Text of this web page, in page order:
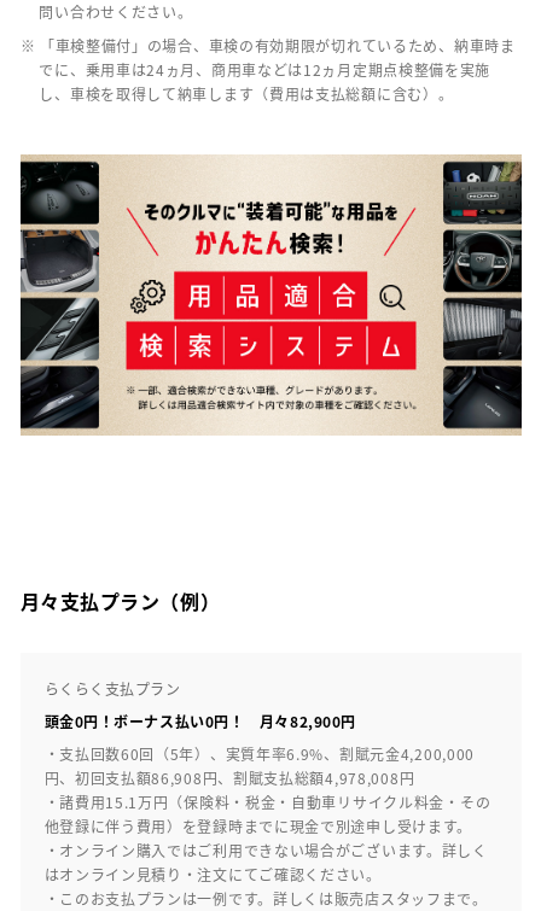
問い合わせください。
※ 「車検整備付」の場合、車検の有効期限が切れているため、納車時ま
でに、乗用車は24ヵ月、商用車などは12ヵ月定期点検整備を実施
し、車検を取得して納車します（費用は支払総額に含む）。
月々支払プラン（例）
らくらく支払プラン
頭金0円！ボーナス払い0円！ 月々82,900円
・支払回数60回（5年）、実質年率6.9%、割賦元金4,200,000
円、初回支払額86,908円、割賦支払総額4,978,008円
・諸費用15.1万円（保険料・税金・自動車リサイクル料金・その
他登録に伴う費用）を登録時までに現金で別途申し受けます。
・オンライン購入ではご利用できない場合がございます。詳しく
はオンライン見積り・注文にてご確認ください。
・このお支払プランは一例です。詳しくは販売店スタッフまで。